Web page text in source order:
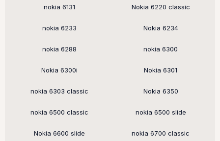
nokia 6131 Nokia 6220 classic
nokia 6233 Nokia 6234
nokia 6288 nokia 6300
Nokia 6300i Nokia 6301
nokia 6303 classic Nokia 6350
nokia 6500 classic nokia 6500 slide
Nokia 6600 slide nokia 6700 classic